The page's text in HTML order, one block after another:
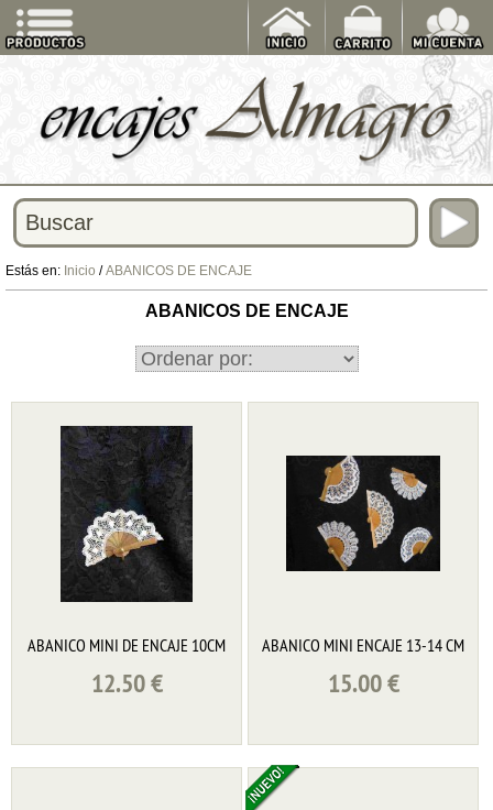
Estás en: Inicio /ABANICOS DE ENCAJE
ABANICOS DE ENCAJE
ABANICO MINI DE ENCAJE 10CM
12.50€
ABANICO MINI ENCAJE 13-14 CM
15.00€